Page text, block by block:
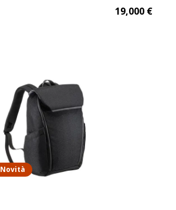
19,000 €
Novità